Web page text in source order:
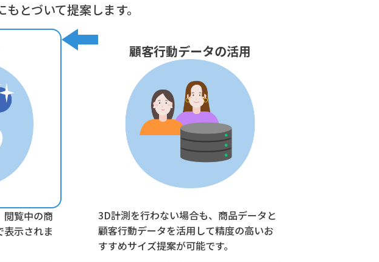
とづいて提案します。
閲覧中の商
表示されま
顧客行動データの活用
3D計測を行わない場合も、商品データと
顧客行動データを活用して精度の高いお
すすめサイズ提案が可能です。